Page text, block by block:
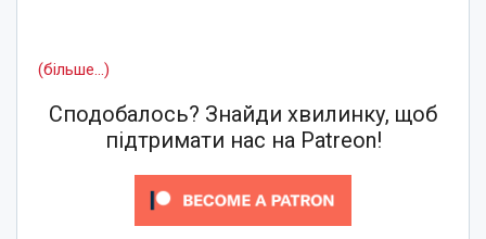
(більше…)
Сподобалось? Знайди хвилинку, щоб
підтримати нас на Patreon!